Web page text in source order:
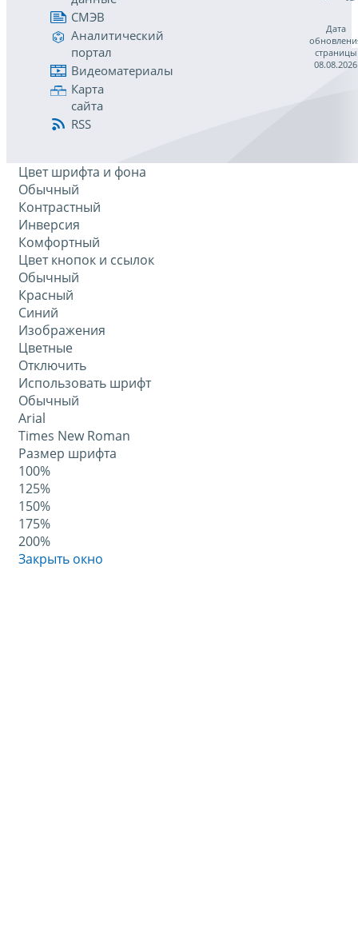
СМЭВ
Аналитический
портал
Видеоматериалы
Карта
сайта
RSS
Дата
страницы
08.08.2026
Цвет шрифта и фона
Обычный
Контрастный
Инверсия
Комфортный
Цвет кнопок и ссылок
Обычный
Красный
Синий
Изображения
Цветные
Отключить
Использовать шрифт
Обычный
Arial
Times New Roman
Размер шрифта
100%
125%
150%
175%
200%
Закрыть окно